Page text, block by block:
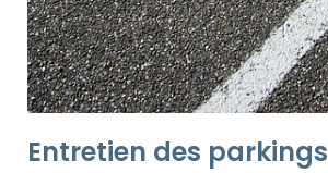
Entretien des parkings